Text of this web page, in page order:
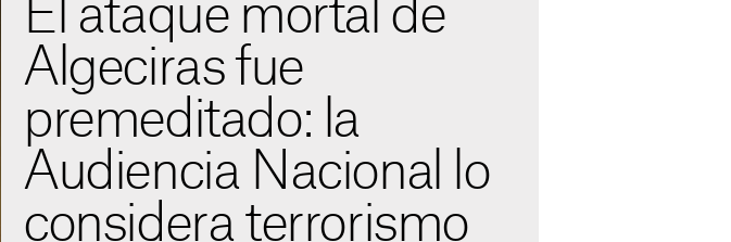
El ataque mortal de
Algeciras fue
premeditado: la
Audiencia Nacional lo
considera terrorismo